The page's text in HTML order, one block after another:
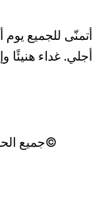
أتمنّى للجميع
أجلي. غداء هنيئًا
©جميع